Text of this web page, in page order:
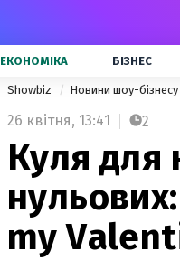
ЕКОНОМІКА БІЗНЕС
Showbiz Новини шоу-бізнесу
26 квітня, 13:41 2
Куля для
my